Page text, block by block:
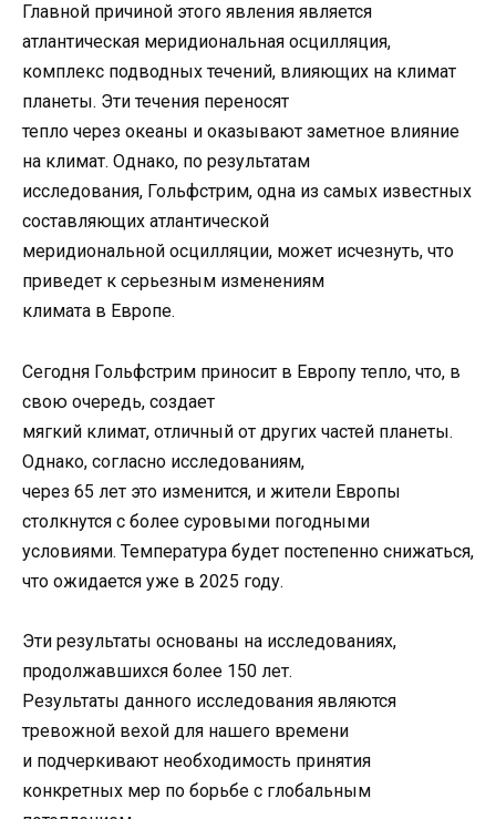
Главной причиной этого явления является
атлантическая меридиональная осцилляция,
комплекс подводных течений, влияющих на климат
планеты. Эти течения переносят
тепло через океаны и оказывают заметное влияние
на климат. Однако, по результатам
исследования, Гольфстрим, одна из самых известных
составляющих атлантической
меридиональной осцилляции, может исчезнуть, что
приведет к серьезным изменениям
климата в Европе.
Сегодня Гольфстрим приносит в Европу тепло, что, в
свою очередь, создает
мягкий климат, отличный от других частей планеты.
Однако, согласно исследованиям,
через 65 лет это изменится, и жители Европы
столкнутся с более суровыми погодными
условиями. Температура будет постепенно снижаться,
что ожидается уже в 2025 году.
Эти результаты основаны на исследованиях,
продолжавшихся более 150 лет.
Результаты данного исследования являются
тревожной вехой для нашего времени
и подчеркивают необходимость принятия
конкретных мер по борьбе с глобальным